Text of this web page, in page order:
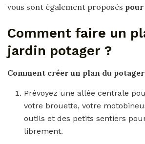
vous sont également proposés pour
Comment faire un
jardin potager ?
Comment créer un plan du potager
Prévoyez une allée centrale
votre brouette, votre
outils et des petits sentiers
librement.